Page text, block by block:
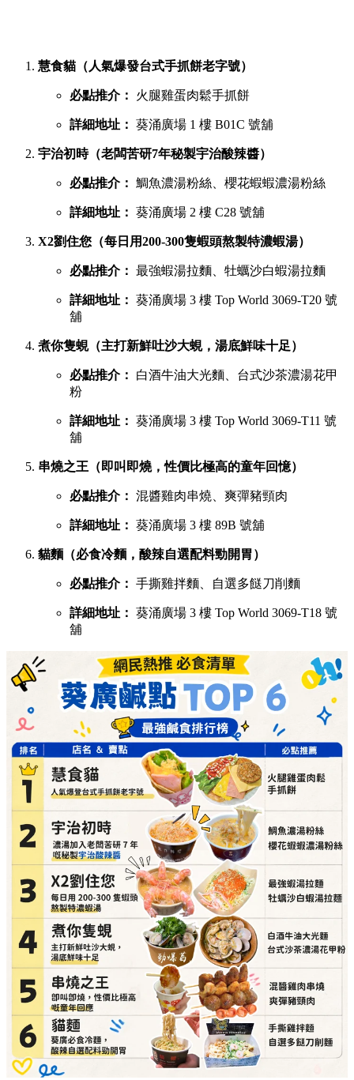
慧食貓（人氣爆發台式手抓餅老字號）
必點推介： 火腿雞蛋肉鬆手抓餅
詳細地址： 葵涌廣場 1 樓 B01C 號舖
宇治初時（老闆苦研7年秘製宇治酸辣醬）
必點推介： 鯛魚濃湯粉絲、櫻花蝦蝦濃湯粉絲
詳細地址： 葵涌廣場 2 樓 C28 號舖
X2劉住您（每日用200-300隻蝦頭熬製特濃蝦湯）
必點推介： 最強蝦湯拉麵、牡蠣沙白蝦湯拉麵
詳細地址： 葵涌廣場 3 樓 Top World 3069-T20 號
舖
煮你隻蜆（主打新鮮吐沙大蜆，湯底鮮味十足）
必點推介：
白酒牛油大光麵、台式沙茶濃湯花甲
粉
詳細地址： 葵涌廣場 3 樓 Top World 3069-T11 號
舖
串燒之王（即叫即燒，性價比極高的童年回憶）
必點推介： 混醬雞肉串燒、爽彈豬頸肉
詳細地址： 葵涌廣場 3 樓 89B 號舖
貓麵（必食冷麵，酸辣自選配料勁開胃）
必點推介： 手撕雞拌麵、自選多餸刀削麵
詳細地址： 葵涌廣場 3 樓 Top World 3069-T18 號
舖